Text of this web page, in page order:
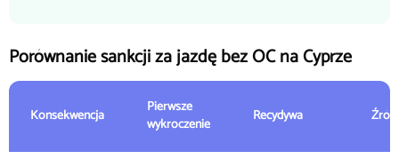
Porównanie sankcji za jazdę bez OC na Cyprze
Konsekwencja
Pierwsze
wykroczenie
Recydywa